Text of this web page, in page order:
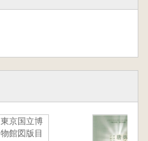
東京国立博
物館図版目